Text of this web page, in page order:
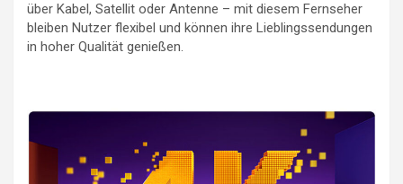
über Kabel, Satellit oder Antenne – mit diesem Fernseher
bleiben Nutzer flexibel und können ihre Lieblingssendungen
in hoher Qualität genießen.